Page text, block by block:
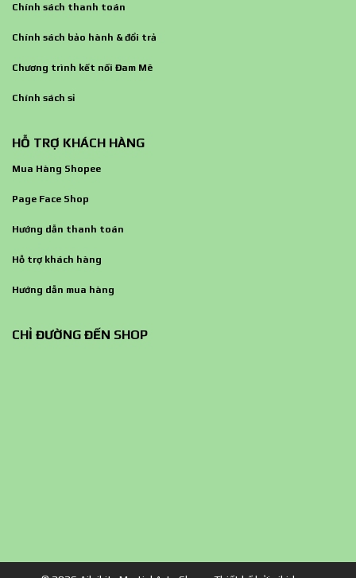
Chính sách thanh toán
Chính sách bảo hành & đổi trả
Chương trình kết nối Đam Mê
Chính sách sỉ
HỖ TRỢ KHÁCH HÀNG
Mua Hàng Shopee
Page Face Shop
Hướng dẫn thanh toán
Hỗ trợ khách hàng
Hướng dẫn mua hàng
CHỈ ĐƯỜNG ĐẾN SHOP